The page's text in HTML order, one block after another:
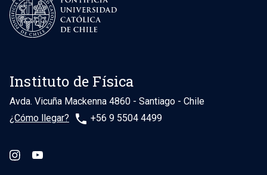
Instituto de Física
Avda. Vicuña Mackenna 4860 - Santiago - Chile
¿Cómo llegar?
phone +56 9 5504 4499